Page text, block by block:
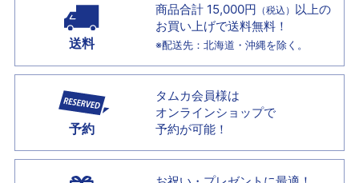
送料
商品合計 15,000円 （税込） 以上の
お買い上げで送料無料！
※配送先：北海道・沖縄を除く。
予約
タムカ会員様は
オンラインショップで
予約が可能！